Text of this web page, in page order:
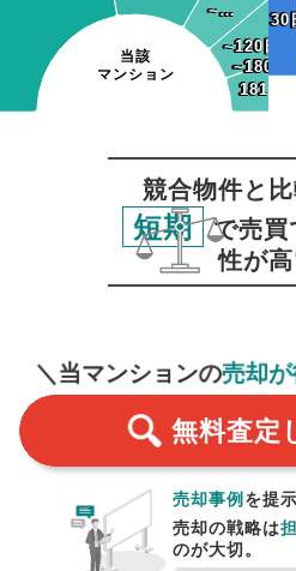
当該
マンション
~…
~…
~120日
~120日
~150日
~150日
~180日
~180日
181日~
181日~
~30
~30
競合物件と
短期
で売買
性が
＼当マンションの売却
無料査定
売却事例 を提
売却の戦略は
のが大切。